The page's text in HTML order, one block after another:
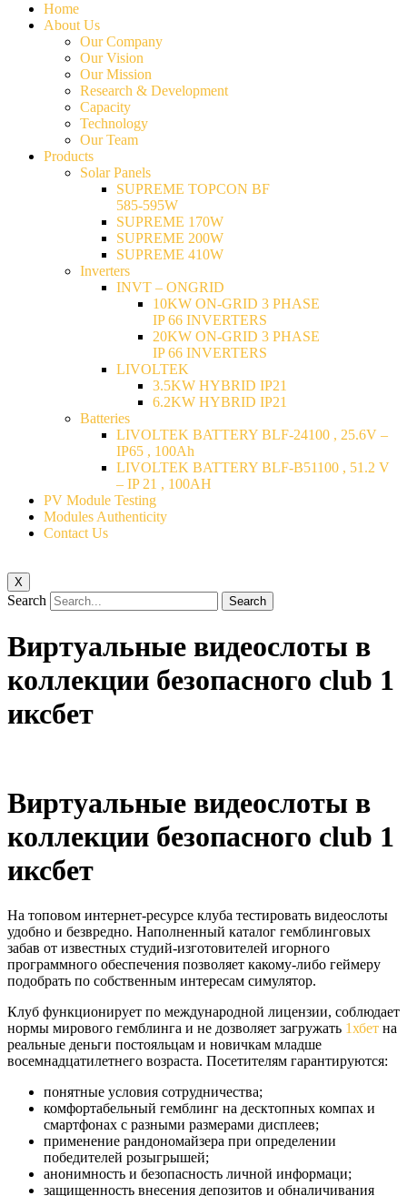
Home
About Us
Our Company
Our Vision
Our Mission
Research & Development
Capacity
Technology
Our Team
Products
Solar Panels
SUPREME TOPCON BF
585-595W
SUPREME 170W
SUPREME 200W
SUPREME 410W
Inverters
INVT – ONGRID
10KW ON-GRID 3 PHASE
IP 66 INVERTERS
20KW ON-GRID 3 PHASE
IP 66 INVERTERS
LIVOLTEK
3.5KW HYBRID IP21
6.2KW HYBRID IP21
Batteries
LIVOLTEK BATTERY BLF-24100 , 25.6V –
IP65 , 100Ah
LIVOLTEK BATTERY BLF-B51100 , 51.2 V
– IP 21 , 100AH
PV Module Testing
Modules Authenticity
Contact Us
X
Search Search
Виртуальные видеослоты в
коллекции безопасного club 1
иксбет
Виртуальные видеослоты в
коллекции безопасного club 1
иксбет
На топовом интернет-ресурсе клуба тестировать видеослоты
удобно и безвредно. Наполненный каталог гемблинговых
забав от известных студий-изготовителей игорного
программного обеспечения позволяет какому-либо геймеру
подобрать по собственным интересам симулятор.
Клуб функционирует по международной лицензии, соблюдает
нормы мирового гемблинга и не дозволяет загружать 1хбет на
реальные деньги постояльцам и новичкам младше
восемнадцатилетнего возраста. Посетителям гарантируются:
понятные условия сотрудничества;
комфортабельный гемблинг на десктопных компах и
смартфонах с разными размерами дисплеев;
применение рандономайзера при определении
победителей розыгрышей;
анонимность и безопасность личной информаци;
защищенность внесения депозитов и обналичивания